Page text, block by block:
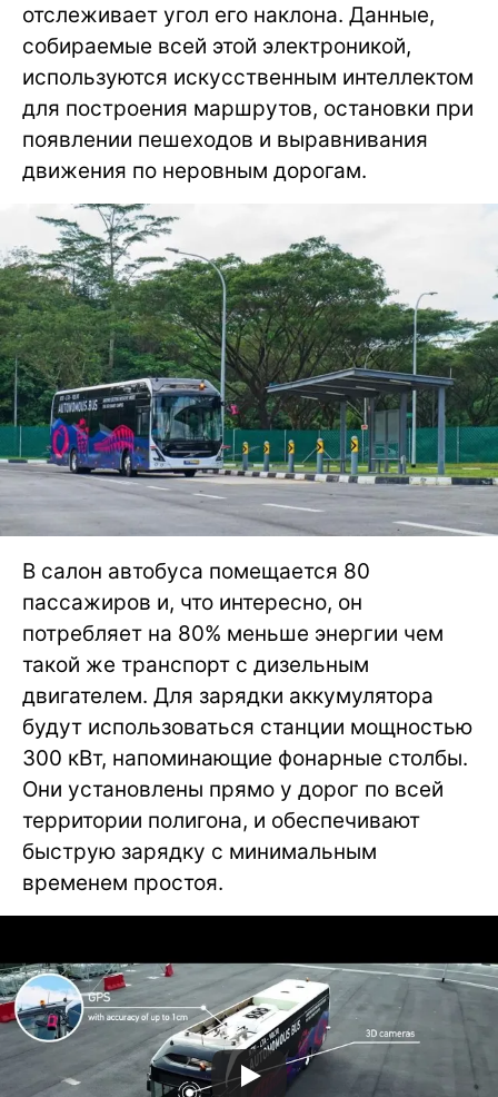
отслеживает угол его наклона. Данные,
собираемые всей этой электроникой,
используются искусственным интеллектом
для построения маршрутов, остановки при
появлении пешеходов и выравнивания
движения по неровным дорогам.
В салон автобуса помещается 80
пассажиров и, что интересно, он
потребляет на 80% меньше энергии чем
такой же транспорт с дизельным
двигателем. Для зарядки аккумулятора
будут использоваться станции мощностью
300 кВт, напоминающие фонарные столбы.
Они установлены прямо у дорог по всей
территории полигона, и обеспечивают
быструю зарядку с минимальным
временем простоя.